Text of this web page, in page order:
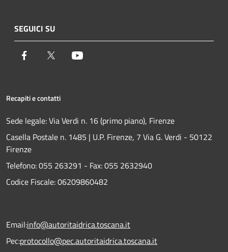
SEGUICI SU
Facebook Twitter
Recapiti e contatti
Sede legale: Via Verdi n. 16 (primo piano), Firenze
Casella Postale n. 1485 | U.P. Firenze, 7 Via G. Verdi - 50122
Firenze
Telefono:055 263291 - Fax:055 2632940
Codice Fiscale: 06209860482
Email:info@autoritaidrica.toscana.it
Pec:protocollo@pec.autoritaidrica.toscana.it